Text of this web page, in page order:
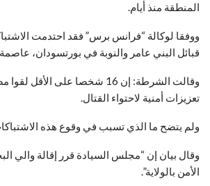
المنطقة منذ أيام.
ووفقا لوكالة “فرانس برس” فقد احتدمت
قبائل البني عامر والنوبة في بورتسودان، عاصمة
وقالت الشرطة: إن 16 شخصا على
تعزيزات أمنية لاحتواء القتال.
ولم يتضح ما الذي تسبب في وقوع هذه
وقال بيان إن “مجلس السيادة قرر إقالة والي
الأمن بالولاية”.